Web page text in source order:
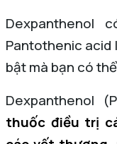
Dexpanthenol
Pantothenic acid
bật mà bạn có
Dexpanthenol
thuốc điều trị